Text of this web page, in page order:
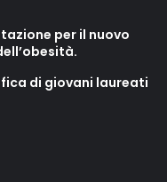
per il nuovo
di giovani laureati